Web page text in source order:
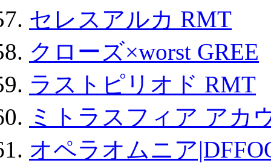
セレスアルカ RMT
クローズ×worst GREE
ラストピリオド RMT
ミトラスフィア アカ
オペラオムニア